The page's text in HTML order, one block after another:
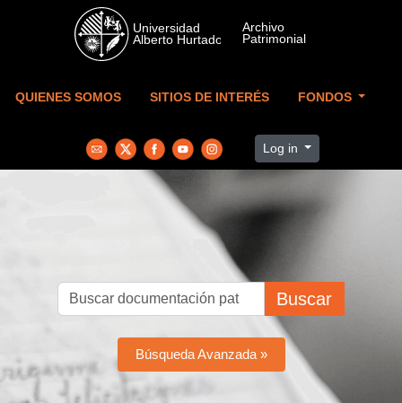
Skip to main content
QUIENES SOMOS SITIOS DE INTERÉS FONDOS
Log in
Buscar
Búsqueda Avanzada »